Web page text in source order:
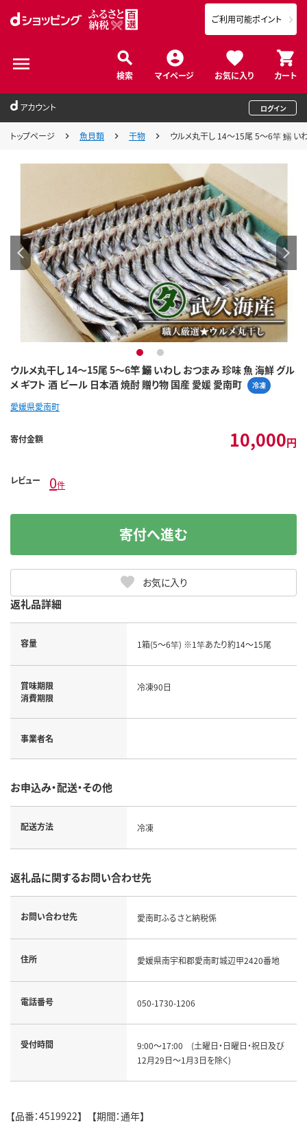
検索 マイページ お気に入り カート
ご利用可能ポイント
アカウント ログイン
トップページ 魚貝類 干物 ウルメ丸干し 14～15尾 5～6竿 鰯 い
ウルメ丸干し 14～15尾 5～6竿 鰯 いわし おつまみ 珍味 魚 海鮮 グル
メ ギフト 酒 ビール 日本酒 焼酎 贈り物 国産 愛媛 愛南町
冷凍
1 2
愛媛県愛南町
寄付金額 10,000円
レビュー 0件
お気に入り
寄付へ進む
返礼品詳細
容量 1箱(5～6竿) ※1竿あたり約14～15尾
賞味期限
消費期限
冷凍90日
事業者名
お申込み・配送・その他
配送方法 冷凍
返礼品に関するお問い合わせ先
お問い合わせ先 愛南町ふるさと納税係
住所 愛媛県南宇和郡愛南町城辺甲2420番地
電話番号 050-1730-1206
受付時間
9:00～17:00 (土曜日・日曜日・祝日及び
12月29日～1月3日を除く)
【品番：4519922】 【期間：通年】